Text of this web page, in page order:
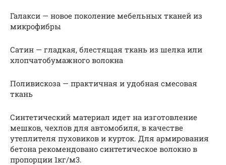
Галакси — новое поколение мебельных тканей из
микрофибры
Сатин — гладкая, блестящая ткань из шелка или
хлопчатобумажного волокна
Поливискоза — практичная и удобная смесовая
ткань
Синтетический материал идет на изготовление
мешков, чехлов для автомобиля, в качестве
утеплителя пуховиков и курток. Для армирования
бетона рекомендовано синтетическое волокно в
пропорции 1кг/м3.